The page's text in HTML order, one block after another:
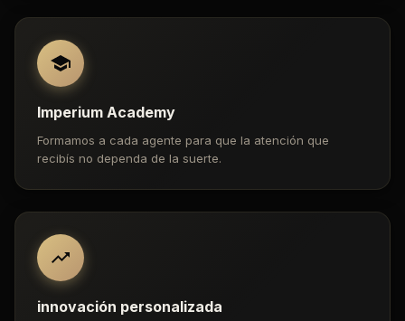
Imperium Academy
Formamos a cada agente para que la atención que
recibís no dependa de la suerte.
innovación personalizada